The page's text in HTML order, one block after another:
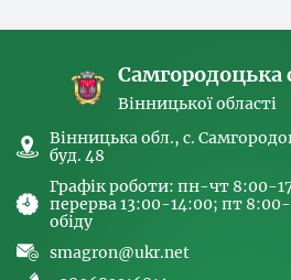
Самгородоцька
Вінницької області
Вінницька обл., с.
буд. 48
Графік роботи: пн-чт 8:00-
перерва 13:00-14:00; пт 8:00-
обіду
smagron@ukr.net